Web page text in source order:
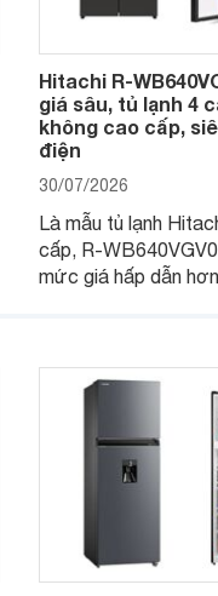
Hitachi R-
giá sâu, tủ lạnh 4
không cao cấp,
điện
30/07/2026
Là mẫu tủ lạnh
cấp, R-
mức giá hấp dẫn
nhiều công nghệ.